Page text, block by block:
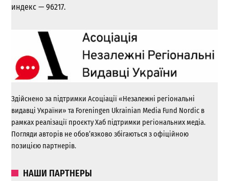
индекс — 96217.
Здійснено за підтримки Асоціації «Незалежні регіональні
видавці України» та Foreningen Ukrainian Media Fund Nordic в
рамках реалізації проєкту Хаб підтримки регіональних медіа.
Погляди авторів не обов’язково збігаються з офіційною
позицією партнерів.
НАШИ ПАРТНЕРЫ